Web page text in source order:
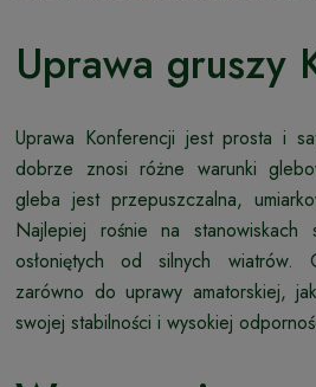
Uprawa gruszy
Uprawa Konferencji jest prosta i
dobrze znosi różne warunki
gleba jest przepuszczalna,
Najlepiej rośnie na stanowiskach
osłoniętych od silnych wiatrów.
zarówno do uprawy amatorskiej,
swojej stabilności i wysokiej